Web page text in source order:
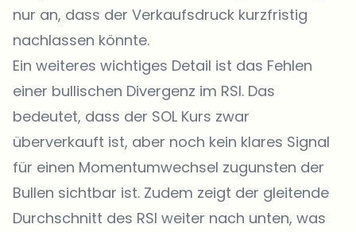
nur an, dass der Verkaufsdruck kurzfristig
nachlassen könnte.
Ein weiteres wichtiges Detail ist das Fehlen
einer bullischen Divergenz im RSI. Das
bedeutet, dass der SOL Kurs zwar
überverkauft ist, aber noch kein klares Signal
für einen Momentumwechsel zugunsten der
Bullen sichtbar ist. Zudem zeigt der gleitende
Durchschnitt des RSI weiter nach unten, was